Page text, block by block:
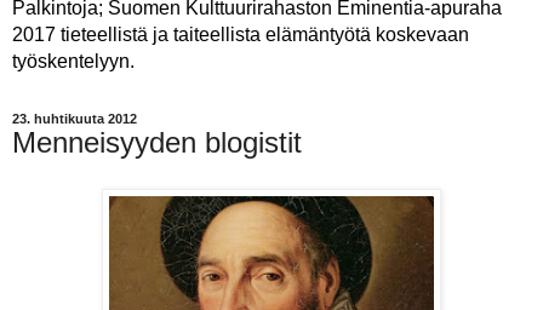
Palkintoja; Suomen Kulttuurirahaston Eminentia-apuraha
2017 tieteellistä ja taiteellista elämäntyötä koskevaan
työskentelyyn.
23. huhtikuuta 2012
Menneisyyden blogistit